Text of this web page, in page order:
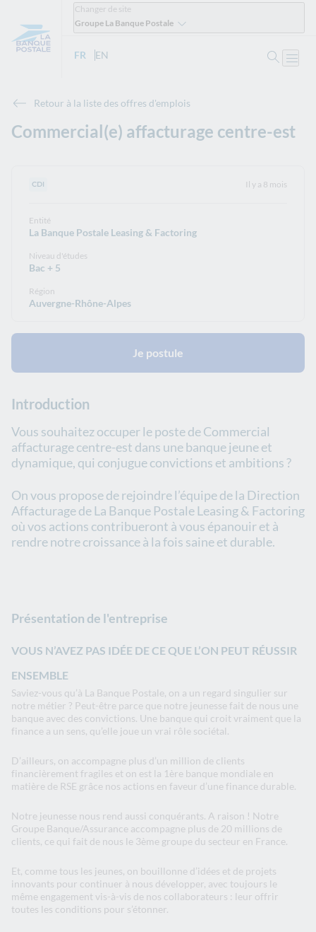
Changer de site
Groupe La Banque Postale
FR - Version française
EN
Retour à la liste des offres d'emplois
Commercial(e) affacturage centre-est
Type de contrat :
CDI Il y a 8 mois
Entité
La Banque Postale Leasing & Factoring
Niveau d'études
Bac + 5
Région
Auvergne-Rhône-Alpes
Je postule
Introduction
Vous souhaitez occuper le poste de Commercial
affacturage centre-est dans une banque jeune et
dynamique, qui conjugue convictions et ambitions ?
On vous propose de rejoindre l’équipe de la Direction
Affacturage de La Banque Postale Leasing & Factoring
où vos actions contribueront à vous épanouir et à
rendre notre croissance à la fois saine et durable.
Présentation de l'entreprise
VOUS N’AVEZ PAS IDÉE DE CE QUE L’ON PEUT RÉUSSIR
ENSEMBLE
Saviez-vous qu’à La Banque Postale, on a un regard singulier sur
notre métier ? Peut-être parce que notre jeunesse fait de nous une
banque avec des convictions. Une banque qui croit vraiment que la
finance a un sens, qu’elle joue un vrai rôle sociétal.
D’ailleurs, on accompagne plus d’un million de clients
financièrement fragiles et on est la 1ère banque mondiale en
matière de RSE grâce nos actions en faveur d’une finance durable.
Notre jeunesse nous rend aussi conquérants. A raison ! Notre
Groupe Banque/Assurance accompagne plus de 20 millions de
clients, ce qui fait de nous le 3ème groupe du secteur en France.
Et, comme tous les jeunes, on bouillonne d’idées et de projets
innovants pour continuer à nous développer, avec toujours le
même engagement vis-à-vis de nos collaborateurs : leur offrir
toutes les conditions pour s’étonner.